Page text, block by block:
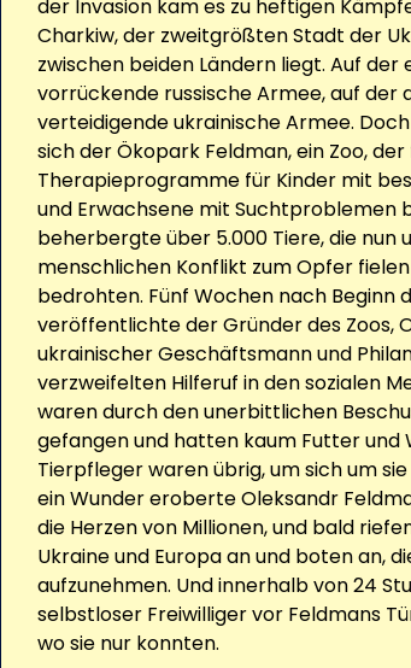
der Invasion kam es zu heftigen
Charkiw, der zweitgrößten Stadt der
zwischen beiden Ländern liegt. Auf der
vorrückende russische Armee, auf der
verteidigende ukrainische Armee.
sich der Ökopark Feldman, ein Zoo,
Therapieprogramme für Kinder mit
und Erwachsene mit Suchtproblemen
beherbergte über 5.000 Tiere, die nun
menschlichen Konflikt zum Opfer
bedrohten. Fünf Wochen nach Beginn
veröffentlichte der Gründer des Zoos,
ukrainischer Geschäftsmann und
verzweifelten Hilferuf in den sozialen
waren durch den unerbittlichen
gefangen und hatten kaum Futter und
Tierpfleger waren übrig, um sich um
ein Wunder eroberte Oleksandr
die Herzen von Millionen, und bald
Ukraine und Europa an und boten an,
aufzunehmen. Und innerhalb von 24
selbstloser Freiwilliger vor Feldmans
wo sie nur konnten.